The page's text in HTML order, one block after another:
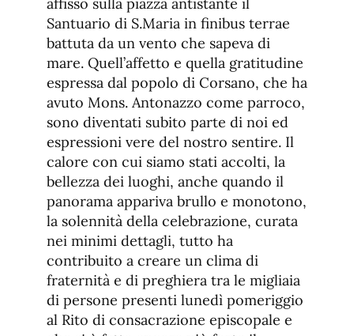
affisso sulla piazza antistante il
Santuario di S.Maria in finibus terrae
battuta da un vento che sapeva di
mare. Quell’affetto e quella gratitudine
espressa dal popolo di Corsano, che ha
avuto Mons. Antonazzo come parroco,
sono diventati subito parte di noi ed
espressioni vere del nostro sentire. Il
calore con cui siamo stati accolti, la
bellezza dei luoghi, anche quando il
panorama appariva brullo e monotono,
la solennità della celebrazione, curata
nei minimi dettagli, tutto ha
contribuito a creare un clima di
fraternità e di preghiera tra le migliaia
di persone presenti lunedì pomeriggio
al Rito di consacrazione episcopale e